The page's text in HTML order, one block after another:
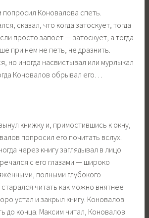
попросил Коновалова спеть.
сказал, что когда затоскует, тогда
просто запоёт — затоскует, а тогда
при нем не петь, не дразнить.
но иногда насвистывал или мурлыкал
Коновалов обрывал его…
книжку и, примостившись к окну,
попросил его почитать вслух.
через книгу заглядывал в лицо
с его глазами — широко
полными глубокого
читать как можно внятнее
устал и закрыл книгу. Коновалов
до конца. Максим читал, Коновалов